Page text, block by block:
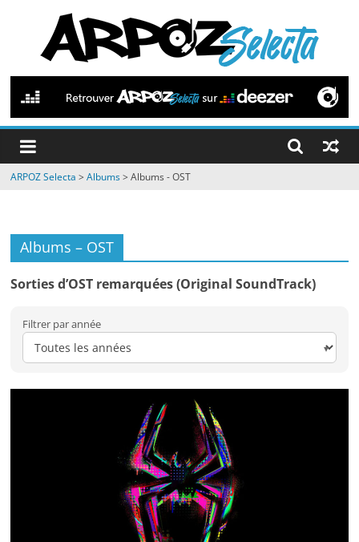
contenu
ARPOZ
Selecta
by
ARPOZ
ARPOZ Selecta >Albums>Albums - OST
Albums – OST
Sorties d’OST remarquées (Original SoundTrack)
Filtrer par année